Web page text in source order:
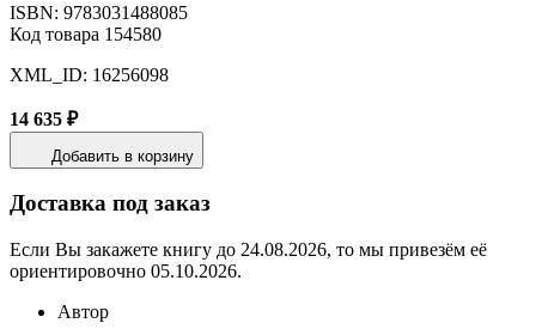
ISBN: 9783031488085
Код товара 154580
XML_ID: 16256098
14 635 ₽
Добавить в корзину
Доставка под заказ
Если Вы закажете книгу до 24.08.2026, то мы привезём её
ориентировочно 05.10.2026.
Автор